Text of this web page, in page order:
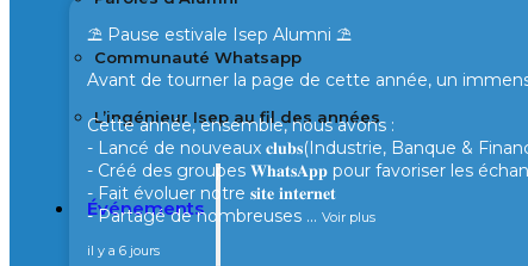
Communauté Whatsapp
L’ingénieur Isep au fil des années
Événements
⛱️ Pause estivale Isep Alumni ⛱️
Avant de tourner la page de cette année, un
Cette année, ensemble, nous avons :
- Lancé de nouveaux 𝐜𝐥𝐮𝐛𝐬(Industrie, Banque &
- Créé des groupes 𝐖𝐡𝐚𝐭𝐬𝐀𝐩𝐩 pour favoriser les
- Fait évoluer notre 𝐬𝐢𝐭𝐞 𝐢𝐧𝐭𝐞𝐫𝐧𝐞𝐭
- Partagé de nombreuses ... Voir plus
il y a 6 jours